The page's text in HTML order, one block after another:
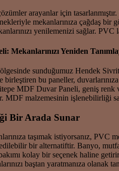
arayanlar için
mekanlarınıza çağdaş
yenilemenizi sağlar. PVC
Mekanlarınızı Yeniden
sunduğumuz Hendek
bu paneller,
MDF Duvar Paneli, geniş renk
MDF malzemesinin işlenebilirliği
Bir Arada Sunar
taşımak istiyorsanız,
bir alternatiftir. Banyo,
kolay bir seçenek haline
baştan yaratmanıza olanak